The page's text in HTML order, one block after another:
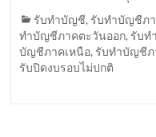
รับทำบัญชี, รับทำบัญชีภ
ทำบัญชีภาคตะวันออก, รับท
บัญชีภาคเหนือ, รับทำบัญชีภ
รับปิดงบรอบไม่ปกติ